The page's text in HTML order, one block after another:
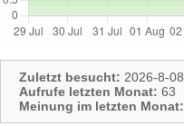
Zuletzt besucht: 2026-8-08
Aufrufe letzten Monat: 63
Meinung im letzten Monat: